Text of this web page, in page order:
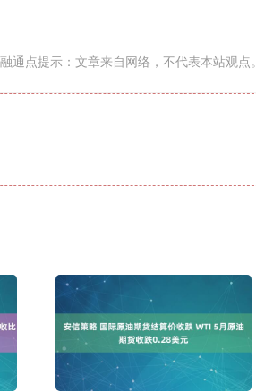
融通点提示：文章来自网络，不代表本站观点。